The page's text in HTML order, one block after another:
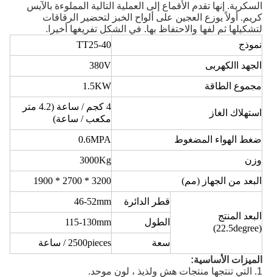
إنها تقدم الأقماع إلى العملية التالية المملوءة بالآيس
أولاً يوزع العجين على ألواح الخبز لتحضير الرقاقات
ثم لفها والاحتفاظ بها. في الشكل تفريغها أخيرا.
TT25-40
االكهربى
الطاقة
1.5KW
الغاز
4 كجم / ساعة (4.2 متر
مكعب / ساعة)
الهواء المضغوط
0.6MPA
3000Kg
من الجهاز (مم)
المنتج
قطر الدائرة
46-52mm
115-130mm
2500pieces / ساعة
الأساسية: